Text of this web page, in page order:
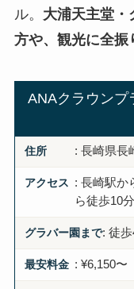
ル。 大浦天主堂・
方や、観光に全振
ANAクラウンプ
住所 : 長崎県長
アクセス : 長崎駅か
ら徒歩10分
グラバー園まで: 徒
最安料金 : ¥6,150〜